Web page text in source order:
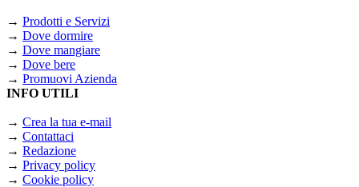
→ Prodotti e Servizi
→ Dove dormire
→ Dove mangiare
→ Dove bere
→ Promuovi Azienda
INFO UTILI
→ Crea la tua e-mail
→ Contattaci
→ Redazione
→ Privacy policy
→ Cookie policy